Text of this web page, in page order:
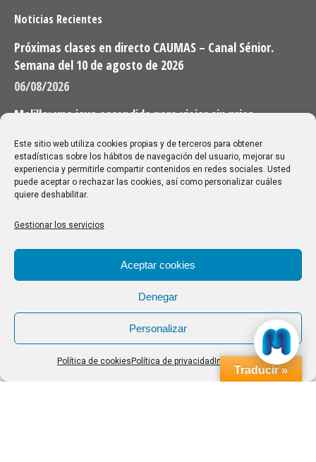
Este sitio web utiliza cookies propias y de terceros para obtener
estadísticas sobre los hábitos de navegación del usuario, mejorar su
experiencia y permitirle compartir contenidos en redes sociales. Usted
puede aceptar o rechazar las cookies, así como personalizar cuáles
quiere deshabilitar.
Gestionar los servicios
Aceptar cookies
Denegar
Personalizar
Política de cookies Política de privacidad Impressum
Noticias Recientes
Próximas clases en directo CAUMAS – Canal Sénior.
Semana del 10 de agosto de 2026
06/08/2026
Melilla: una joya escondida para viajar sin prisa
28/07/2026
Buscar
Buscar:
Aviso Legal|Política de privacidad|Política de cookies
Traducir »